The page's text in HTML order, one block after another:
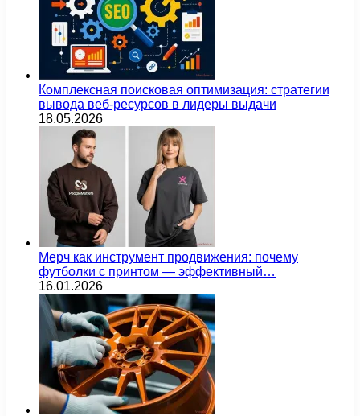
Комплексная поисковая оптимизация: стратегии
вывода веб-ресурсов в лидеры выдачи
18.05.2026
Мерч как инструмент продвижения: почему
футболки с принтом — эффективный…
16.01.2026